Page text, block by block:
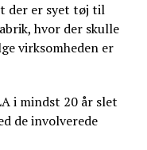
der er syet tøj til
hvor der skulle
virksomheden er
i mindst 20 år slet
de involverede